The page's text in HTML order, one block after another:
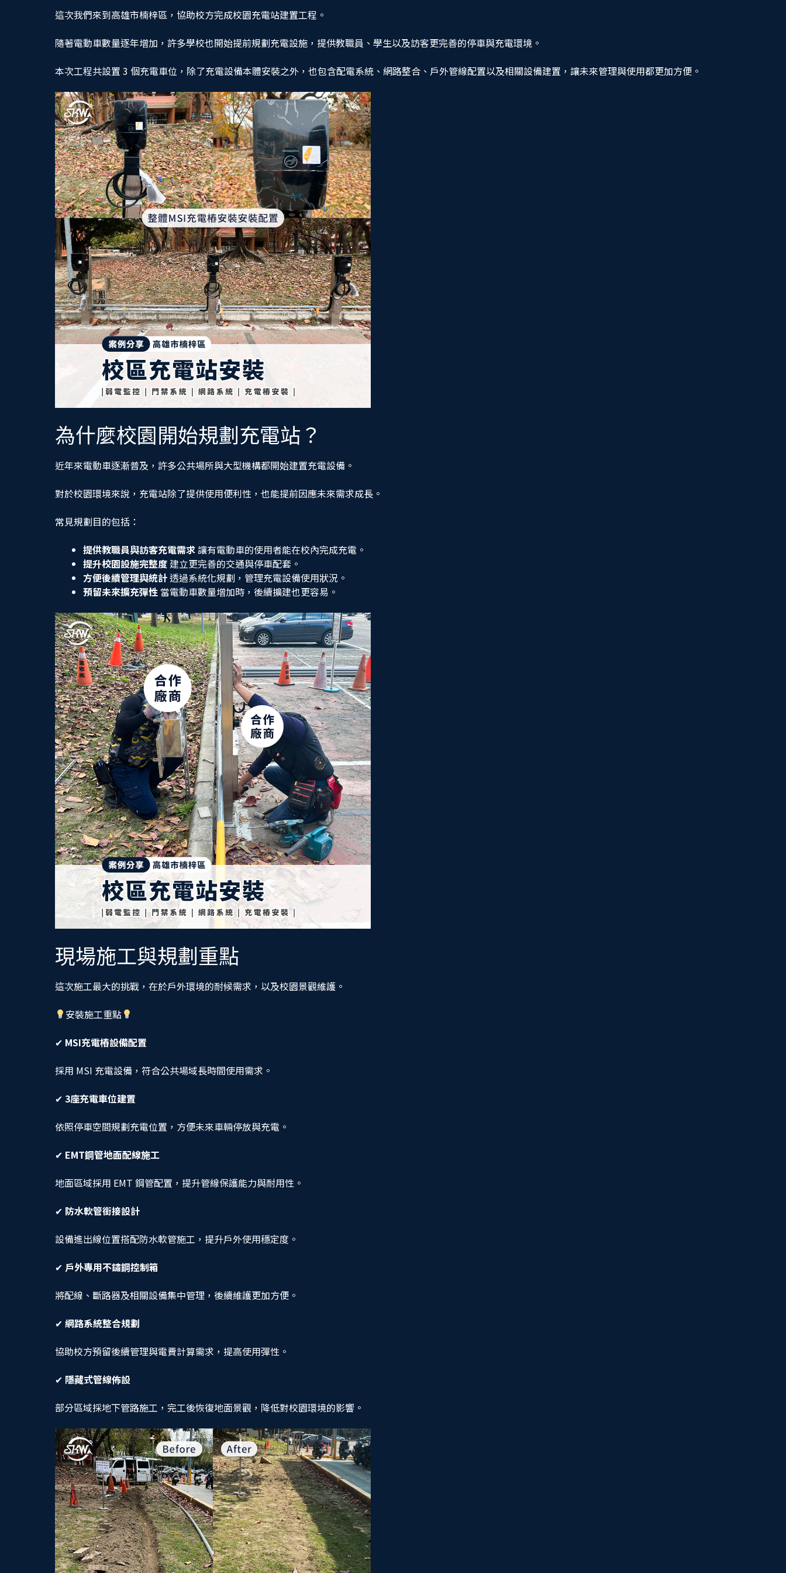
這次我們來到高雄市楠梓區，協助校方完成校園充電站建置工程。
隨著電動車數量逐年增加，許多學校也開始提前規劃充電設施，提供教職員、學生以及訪客更完善的停車與充電環境。
本次工程共設置 3 個充電車位，除了充電設備本體安裝之外，也包含配電系統、網路整合、戶外管線配置以及相關設備建置，讓未來管理與使用都更加方便。
為什麼校園開始規劃充電站？
近年來電動車逐漸普及，許多公共場所與大型機構都開始建置充電設備。
對於校園環境來說，充電站除了提供使用便利性，也能提前因應未來需求成長。
常見規劃目的包括：
提供教職員與訪客充電需求讓有電動車的使用者能在校內完成充電。
提升校園設施完整度建立更完善的交通與停車配套。
方便後續管理與統計透過系統化規劃，管理充電設備使用狀況。
預留未來擴充彈性當電動車數量增加時，後續擴建也更容易。
現場施工與規劃重點
這次施工最大的挑戰，在於戶外環境的耐候需求，以及校園景觀維護。
安裝施工重點
✔ MSI充電樁設備配置
採用 MSI 充電設備，符合公共場域長時間使用需求。
✔ 3座充電車位建置
依照停車空間規劃充電位置，方便未來車輛停放與充電。
✔ EMT鋼管地面配線施工
地面區域採用 EMT 鋼管配置，提升管線保護能力與耐用性。
✔ 防水軟管銜接設計
設備進出線位置搭配防水軟管施工，提升戶外使用穩定度。
✔ 戶外專用不鏽鋼控制箱
將配線、斷路器及相關設備集中管理，後續維護更加方便。
✔ 網路系統整合規劃
協助校方預留後續管理與電費計算需求，提高使用彈性。
✔ 隱藏式管線佈設
部分區域採地下管路施工，完工後恢復地面景觀，降低對校園環境的影響。